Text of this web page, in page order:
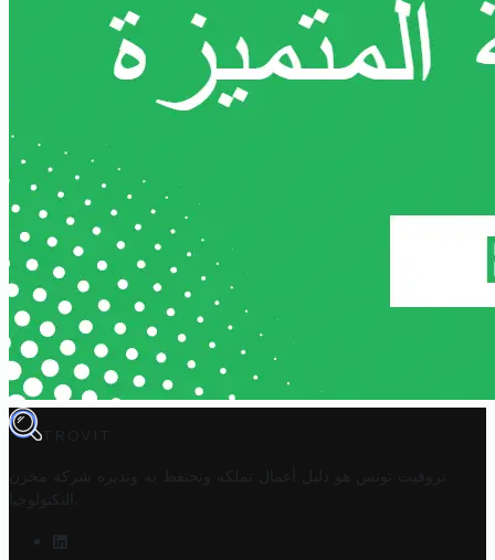
TROVIT
تروفيت تونس هو دليل أعمال تملكه وتحتفظ به وتديره
شركة مخزن
التكنولوجيا